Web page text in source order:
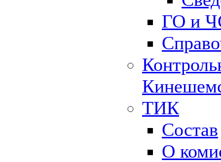
ГО и
ТИК
Состав
О